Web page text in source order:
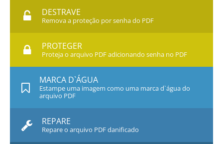
DESTRAVE
Remova a proteção por senha do PDF
PROTEGER
Proteja o arquivo PDF adicionando senha no PDF
MARCA D`ÁGUA
Estampe uma imagem como uma marca d`água do
arquivo PDF
REPARE
Repare o arquivo PDF danificado